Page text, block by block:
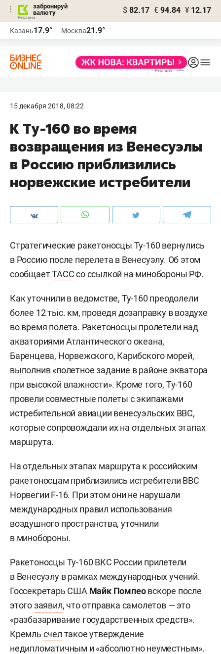
забронируй
валюту
$ 82.17 € 94.84 ¥ 12.17
Казань17.9° Москва21.9°
15 декабря 2018, 08:22
К Ту-160 во время
возвращения из Венесуэлы
в Россию приблизились
норвежские истребители
Стратегические ракетоносцы Ту-160 вернулись
в Россию после перелета в Венесуэлу. Об этом
сообщаетТАССсо ссылкой на минобороны РФ.
Как уточнили в ведомстве, Ту-160 преодолели
более 12 тыс. км, проведя дозаправку в воздухе
во время полета. Ракетоносцы пролетели над
акваториями Атлантического океана,
Баренцева, Норвежского, Карибского морей,
выполнив «полетное задание в районе экватора
при высокой влажности». Кроме того, Ту-160
провели совместные полеты с экипажами
истребительной авиации венесуэльских ВВС,
которые сопровождали их на отдельных этапах
маршрута.
На отдельных этапах маршрута к российским
ракетоносцам приблизились истребители ВВС
Норвегии F-16. При этом они не нарушали
международных правил использования
воздушного пространства, уточнили
в минобороны.
Ракетоносцы Ту-160 ВКС России прилетели
в Венесуэлу в рамках международных учений.
Госсекретарь США Майк Помпеовскоре после
этогозаявил, что отправка самолетов — это
«разбазаривание государственных средств».
Кремль счел такое утверждение
недипломатичным и «абсолютно неуместным».